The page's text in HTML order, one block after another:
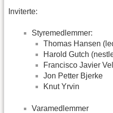
Inviterte:
Styremedlemmer:
Thomas Hansen
Harold Gutch
Francisco Javier
Jon Petter Bjerke
Knut Yrvin
Varamedlemmer